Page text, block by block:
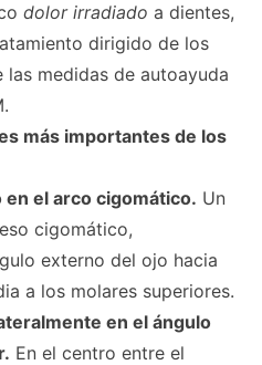
dolor irradiado a dientes,
dirigido de los
medidas de autoayuda
más importantes de los
el arco cigomático. Un
cigomático,
externo del ojo hacia
a los molares superiores.
en el ángulo
En el centro entre el